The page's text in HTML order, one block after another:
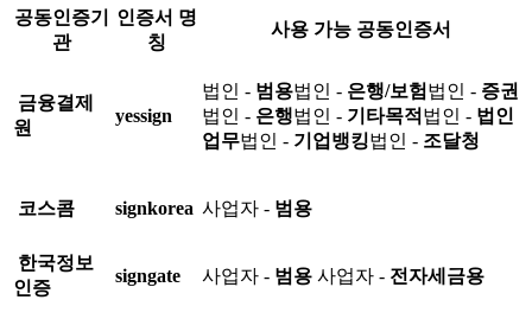
공동인증기
관
인증서 명
칭
사용 가능 공동인증서
금융결제
원
yessign
법인 - 범용법인 - 은행/보험 법인 - 증권
법인 - 은행법인 - 기타목적 법인 - 법인
업무법인 - 기업뱅킹법인 - 조달청
코스콤 signkorea 사업자 - 범용
한국정보
인증
signgate 사업자 - 범용 사업자 - 전자세금용